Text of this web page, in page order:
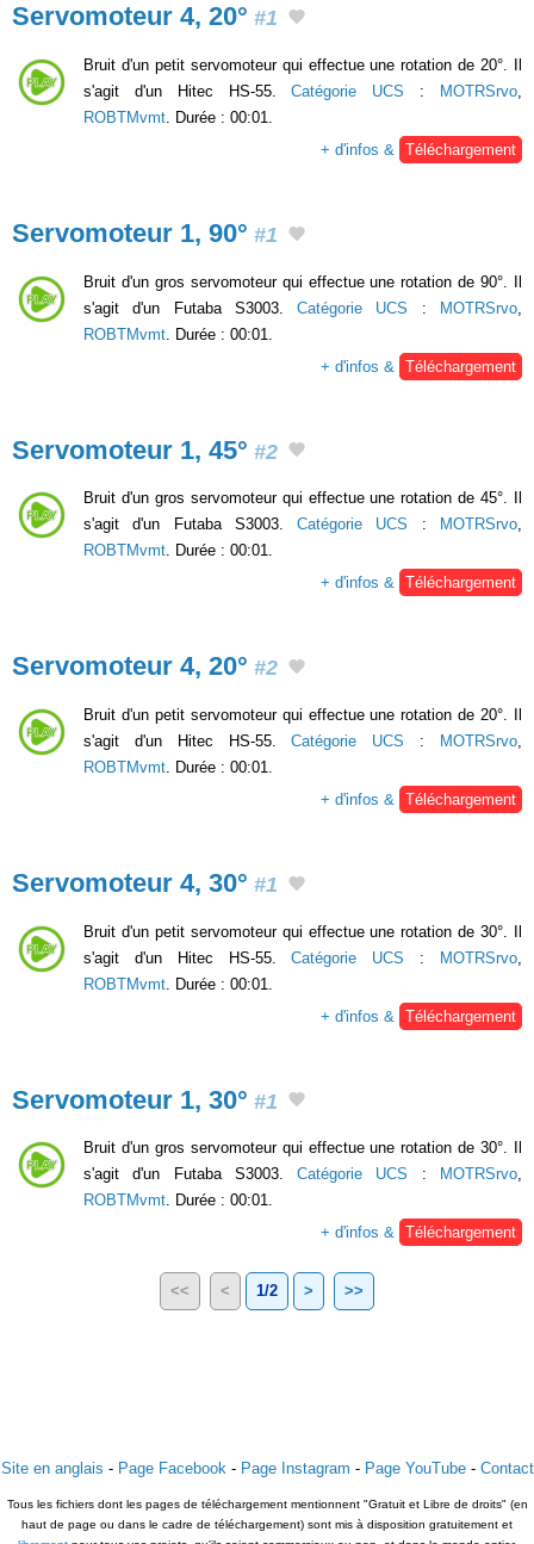
Servomoteur 4, 20° #1
Bruit d'un petit servomoteur qui effectue une rotation de 20°. Il
s'agit d'un Hitec HS-55.Catégorie UCS : MOTRSrvo
ROBTMvmt . Durée : 00:01.
+ d'infos &
Téléchargement
Servomoteur 1, 90° #1
Bruit d'un gros servomoteur qui effectue une rotation de 90°. Il
s'agit d'un Futaba S3003.Catégorie UCS : MOTRSrvo
ROBTMvmt . Durée : 00:01.
+ d'infos &
Téléchargement
Servomoteur 1, 45° #2
Bruit d'un gros servomoteur qui effectue une rotation de 45°. Il
s'agit d'un Futaba S3003.Catégorie UCS : MOTRSrvo,
ROBTMvmt. Durée : 00:01.
+ d'infos & Téléchargement
Servomoteur 4, 20° #2
Bruit d'un petit servomoteur qui effectue une rotation de 20°. Il
s'agit d'un Hitec HS-55.Catégorie UCS : MOTRSrvo
ROBTMvmt . Durée : 00:01.
+ d'infos &
Téléchargement
Servomoteur 4, 30° #1
Bruit d'un petit servomoteur qui effectue une rotation de 30°. Il
s'agit d'un Hitec HS-55.Catégorie UCS : MOTRSrvo
ROBTMvmt . Durée : 00:01.
+ d'infos &
Téléchargement
Servomoteur 1, 30° #1
Bruit d'un gros servomoteur qui effectue une rotation de 30°. Il
s'agit d'un Futaba S3003.Catégorie UCS : MOTRSrvo,
ROBTMvmt. Durée : 00:01.
+ d'infos & Téléchargement
<< < 1/2 > >>
Site en anglais - Page Facebook- Page Instagram - Page YouTube- Contact
Tous les fichiers dont les pages de téléchargement mentionnent "Gratuit et Libre de droits" (en
haut de page ou dans le cadre de téléchargement) sont mis à disposition gratuitement et